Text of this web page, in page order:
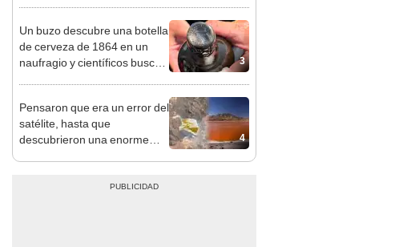
después
3
Un buzo descubre una botella
de cerveza de 1864 en un
naufragio y científicos buscan
4
Pensaron que era un error del
satélite, hasta que
descubrieron una enorme